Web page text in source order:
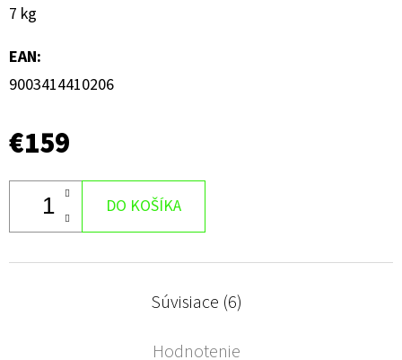
7 kg
EAN:
9003414410206
€159
DO KOŠÍKA
Súvisiace (6)
Hodnotenie